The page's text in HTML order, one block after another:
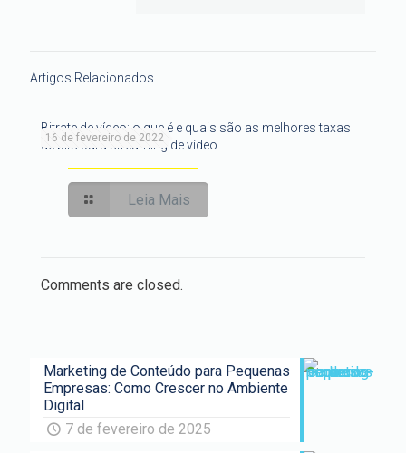
Artigos Relacionados
16 de fevereiro de 2022
Bitrate de vídeo: o que é e quais são as melhores taxas
de bits para streaming de vídeo
Leia Mais
Comments are closed.
Marketing de Conteúdo para Pequenas
Empresas: Como Crescer no Ambiente
Digital
7 de fevereiro de 2025